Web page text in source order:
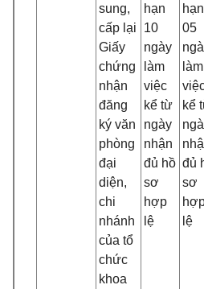
sung,
cấp lại
Giấy
chứng
nhận
đăng
ký văn
phòng
đại
diện,
chi
nhánh
của tổ
chức
khoa
hạn
10
ngày
làm
việc
kể từ
ngày
nhận
đủ hồ
sơ
hợp
lệ
hạn
05
làm
kể
đủ
sơ
lệ